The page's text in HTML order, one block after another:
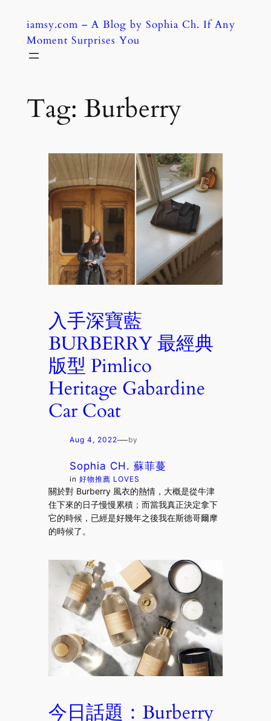
content
iamsy.com – A Blog by Sophia Ch. If Any
Moment Surprises You
Tag: Burberry
入手深寶藍
BURBERRY 最經典
版型 Pimlico
Heritage Gabardine
Car Coat
Aug 4, 2022—by
Sophia CH. 蘇菲蔓
in好物推薦 LOVES
關於對 Burberry 風衣的熱情，大概是從牛津
住下來的日子慢慢累積；而當我真正決定拿下
它的時候，已經是好幾年之後我在斯德哥爾摩
的時候了。
今日話題：Burberry